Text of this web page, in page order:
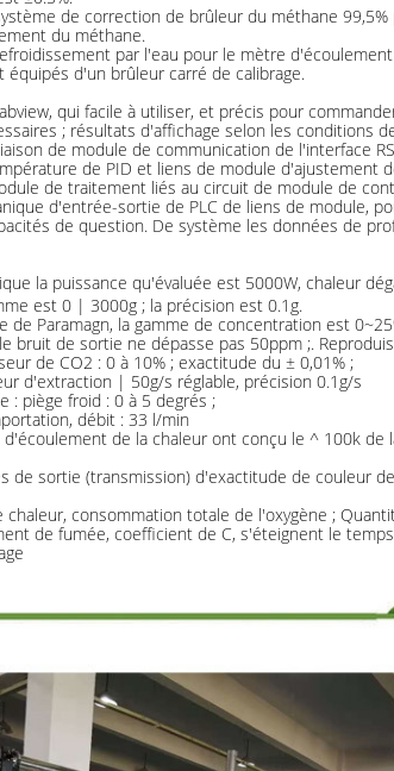
de correction de brûleur du méthane
du méthane.
par l'eau pour le mètre
d'un brûleur carré de calibrage.
qui facile à utiliser, et précis pour
; résultats d'affichage selon les conditions
de module de communication de l'interface
de PID et liens de module d'ajustement
de traitement liés au circuit de module de
d'entrée-sortie de PLC de liens de module,
de question. De système les données de
la puissance qu'évaluée est 5000W, chaleur
est 0 | 3000g ; la précision est 0.1g.
de Paramagn, la gamme de concentration est
bruit de sortie ne dépasse pas 50ppm ;.
de CO2 : 0 à 10% ; exactitude du ± 0,01% ;
d'extraction | 50g/s réglable, précision 0.1g/s
: piège froid : 0 à 5 degrés ;
débit : 33 l/min
de la chaleur ont conçu le ^ 100k
de sortie (transmission) d'exactitude de couleur
chaleur, consommation totale de l'oxygène ;
de fumée, coefficient de C, s'éteignent le